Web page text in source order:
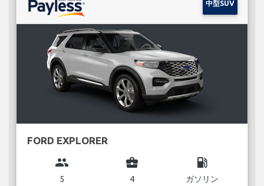
中型SUV
FORD EXPLORER
group
5
business_center
4
local_gas_station
ガソリン